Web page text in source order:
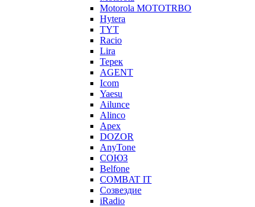
Motorola MOTOTRBO
Hytera
TYT
Racio
Lira
Терек
AGENT
Icom
Yaesu
Ailunce
Alinco
Apex
DOZOR
AnyTone
СОЮЗ
Belfone
COMBAT IT
Созвездие
iRadio